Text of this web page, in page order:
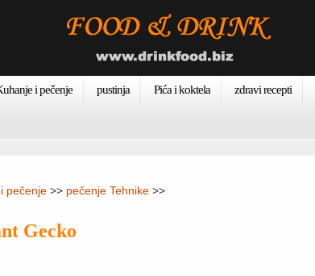
i pečenje pustinja Pića i koktela zdravi recepti
pečenje >> pečenje Tehnike >>
Gecko